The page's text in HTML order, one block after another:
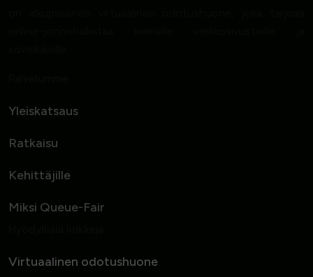
Yleiskatsaus
Ratkaisu
Kehittäjille
Miksi Queue-Fair
Virtuaalinen odotushuone